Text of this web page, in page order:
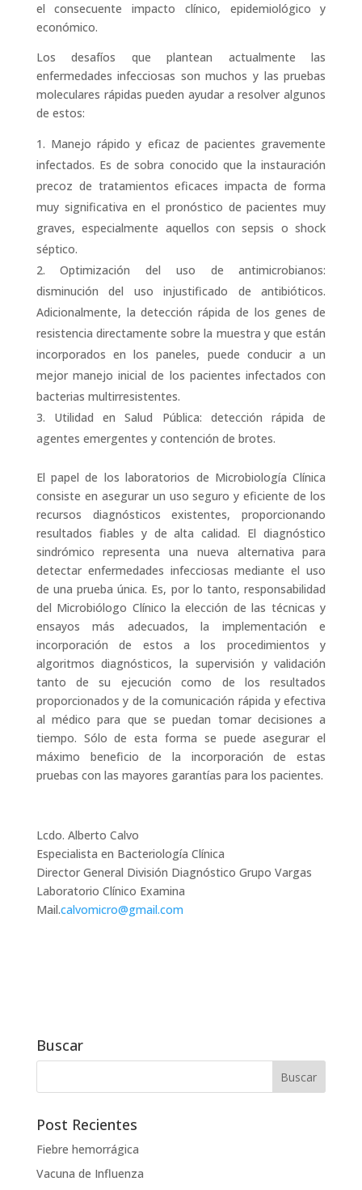
el consecuente impacto clínico, epidemiológico y
económico.
Los desafíos que plantean actualmente las
enfermedades infecciosas son muchos y las pruebas
moleculares rápidas pueden ayudar a resolver algunos
de estos:
Manejo rápido y eficaz de pacientes gravemente
infectados. Es de sobra conocido que la instauración
precoz de tratamientos eficaces impacta de forma
muy significativa en el pronóstico de pacientes muy
graves, especialmente aquellos con sepsis o shock
séptico.
Optimización del uso de antimicrobianos:
disminución del uso injustificado de antibióticos.
Adicionalmente, la detección rápida de los genes de
resistencia directamente sobre la muestra y que están
incorporados en los paneles, puede conducir a un
mejor manejo inicial de los pacientes infectados con
bacterias multirresistentes.
Utilidad en Salud Pública: detección rápida de
agentes emergentes y contención de brotes.
El papel de los laboratorios de Microbiología Clínica
consiste en asegurar un uso seguro y eficiente de los
recursos diagnósticos existentes, proporcionando
resultados fiables y de alta calidad. El diagnóstico
sindrómico representa una nueva alternativa para
detectar enfermedades infecciosas mediante el uso
de una prueba única. Es, por lo tanto, responsabilidad
del Microbiólogo Clínico la elección de las técnicas y
ensayos más adecuados, la implementación e
incorporación de estos a los procedimientos y
algoritmos diagnósticos, la supervisión y validación
tanto de su ejecución como de los resultados
proporcionados y de la comunicación rápida y efectiva
al médico para que se puedan tomar decisiones a
tiempo. Sólo de esta forma se puede asegurar el
máximo beneficio de la incorporación de estas
pruebas con las mayores garantías para los pacientes.
Lcdo. Alberto Calvo
Especialista en Bacteriología Clínica
Director General División Diagnóstico Grupo Vargas
Laboratorio Clínico Examina
Mail.calvomicro@gmail.com
Buscar
Post Recientes
Fiebre hemorrágica
Vacuna de Influenza